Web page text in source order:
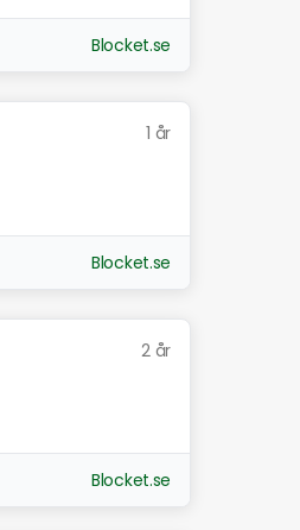
Blocket.se
1 år
Blocket.se
2 år
Blocket.se